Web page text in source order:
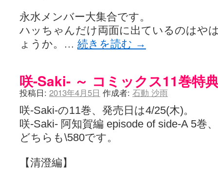
Hinamado blog - 咲-Saki- / リハビリテーション
咲ワン・neo[仮] / 私事。 (01:19)
EL HOLAZO - 咲-Saki- / 吉野から上り方面の帰り道、亀山JCT-四日市
何の変哲もない咲の地名紹介 / 小鍛治さんが通っていた小学校 茨城
咲-Saki-.長野編をにょろんと見てみるブログ - 咲-Saki- / 第143局[応変
百合っぽいぶろぐ - 咲-Saki- / シノハユ the down of age 5巻 (06:32)
あかどる日和 - 咲-saki- / 【今回は考察ではなく】原村和-のどっち-の
妥当麻雀界ブログ / コミックマーケット８９に参加します
咲-saki-速報 / 一時休止のお知らせ (08:26)
ふわふわな記憶 / 1 (16:20)
咲っ考 / 何故咲は大将で、照は先鋒なのか？ (15:20)
Danas je lep dan. / [咲-Saki-]もしインターハイのルールが鷲巣麻雀だ
ぴゅーく☆すてっぷ - 咲-Saki- / ブログ終了のお知らせ
左を向いて » 咲-saki- / 【シノハユ】第26話「一別以来」/咲日和・阿
primary colors / 久誕イエ～～～～～～イ！！！！！！
永水メンバー大集合です。
ハッちゃんだけ両面に出ているのはや
ょうか。… 続きを読む →
咲-Saki- ～ コミックス11巻特
投稿日: 2013年4月5日 作成者: 石動 沙雨
咲-Saki-の11巻、発売日は4/25(木)。
咲-Saki- 阿知賀編 episode of side-A 5巻
どちらも\580です。
【清澄編】